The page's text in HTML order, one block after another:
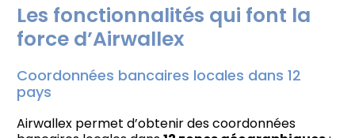
Les fonctionnalités qui font la
force d’Airwallex
Coordonnées bancaires locales dans 12
pays
Airwallex permet d’obtenir des coordonnées